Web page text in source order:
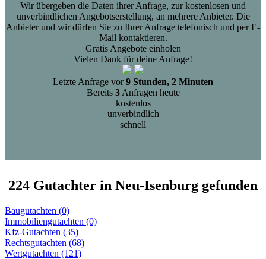
Wir übergeben die Daten ihrer Anfrage, zur kostenlosen und
unverbindlichen Angebotserstellung, an mehrere Anbieter. Die
Anbieter und wir dürfen Sie zu Ihrer Anfrage telefonisch und per E-
Mail kontaktieren.
Gratis Angebote einholen
Vielen Dank für deine Anfrage!
Letzte Anfrage vor9 Stunden, 2 Minuten
Bereits 3Anfragen heute
kostenlos
unverbindlich
schnell
224 Gutachter in Neu-Isenburg gefunden
Baugutachten (0)
Immobiliengutachten (0)
Kfz-Gutachten (35)
Rechtsgutachten (68)
Wertgutachten (121)